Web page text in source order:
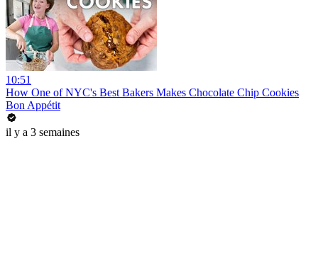
10:51
How One of NYC's Best Bakers Makes Chocolate Chip Cookies
Bon Appétit
il y a 3 semaines